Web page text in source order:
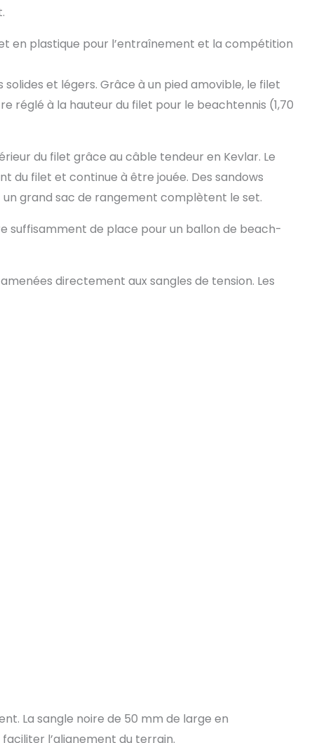
en plastique pour l’entraînement et la compétition
et légers. Grâce à un pied amovible, le filet
à la hauteur du filet pour le beachtennis (1,70
du filet grâce au câble tendeur en Kevlar. Le
du filet et continue à être jouée. Des sandows
grand sac de rangement complètent le set.
suffisamment de place pour un ballon de beach-
directement aux sangles de tension. Les
La sangle noire de 50 mm de large en
l’alignement du terrain.